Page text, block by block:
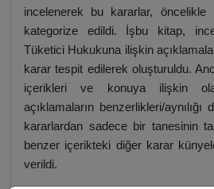
incelenerek bu kararlar, öncelikle
kategorize edildi. İşbu kitap,
Tüketici Hukukuna ilişkin
karar tespit edilerek oluşturuldu.
içerikleri ve konuya ilişkin
açıklamaların benzerlikleri/
kararlardan sadece bir tanesinin
benzer içerikteki diğer karar
verildi.